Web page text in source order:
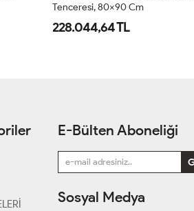
Tenceresi, 80x90 Cm
228.044,64 TL
E-Bülten Aboneliği
Sosyal Medya